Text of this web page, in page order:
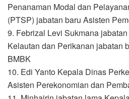
Penanaman Modal dan
(PTSP) jabatan baru Asisten
9. Febrizal Levi Sukmana
Kelautan dan Perikanan jabatan
BMBK
10. Edi Yanto Kepala Dinas
Asisten Perekonomian dan